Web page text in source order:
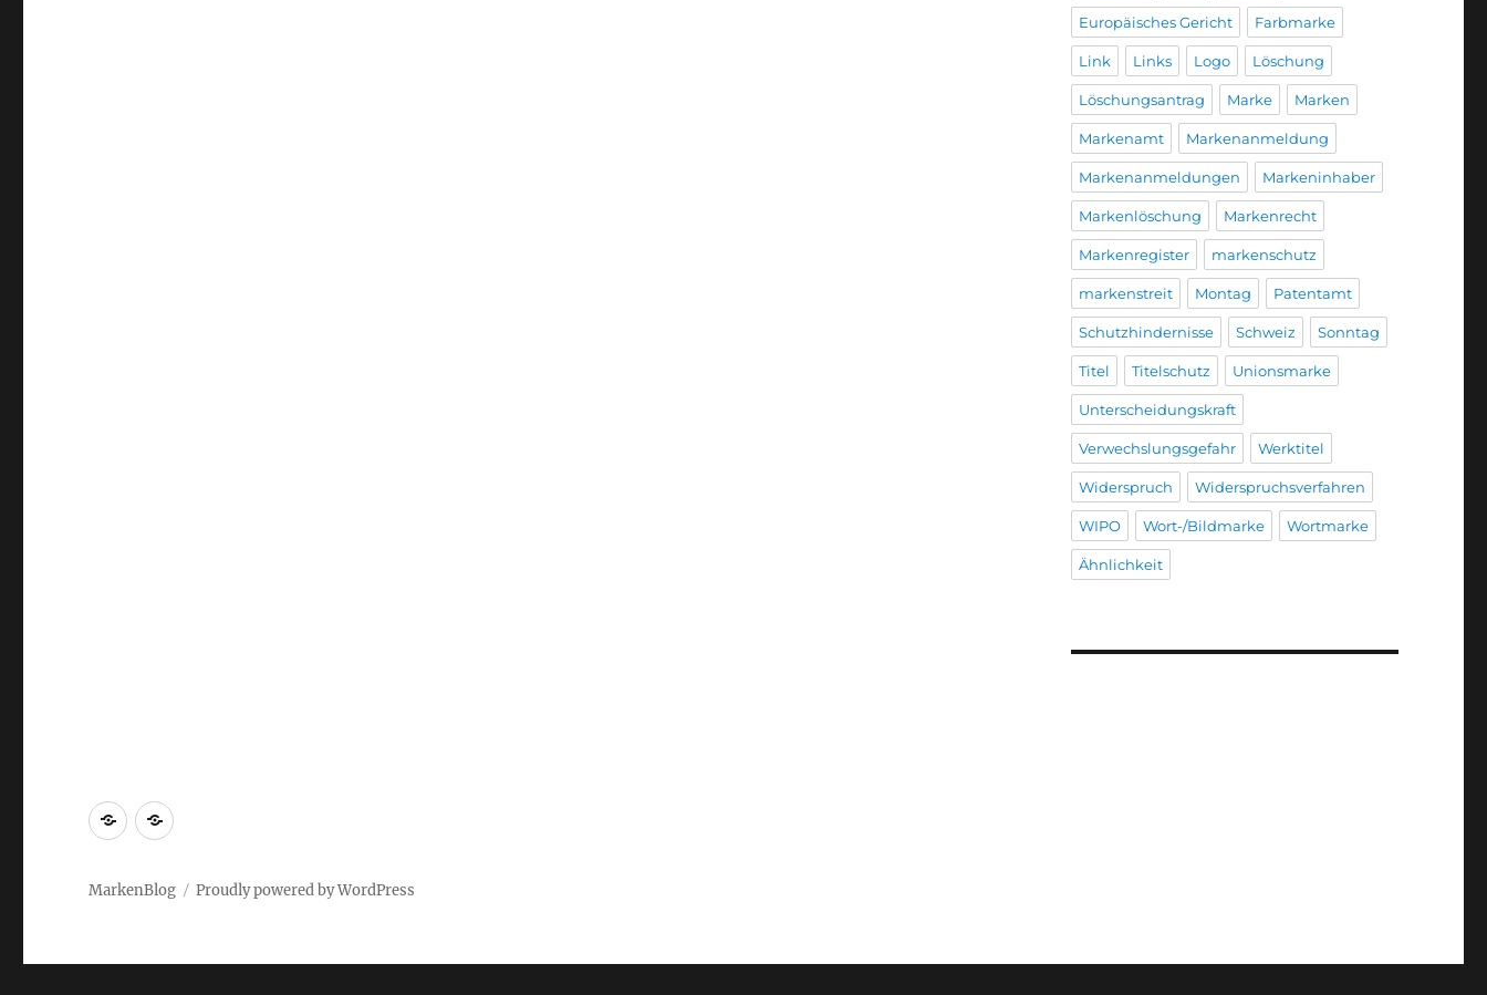
Europäisches Gericht Farbmarke
Link Links Logo Löschung
Löschungsantrag Marke Marken
Markenamt Markenanmeldung
Markenanmeldungen Markeninhaber
Markenlöschung Markenrecht
Markenregister markenschutz
markenstreit Montag Patentamt
Schutzhindernisse Schweiz Sonntag
Titel Titelschutz Unionsmarke
Unterscheidungskraft
Verwechslungsgefahr Werktitel
Widerspruch Widerspruchsverfahren
WIPO Wort-/Bildmarke Wortmarke
Ähnlichkeit
Markenrecherche
Gastbeiträge
MarkenBlog Proudly powered by WordPress